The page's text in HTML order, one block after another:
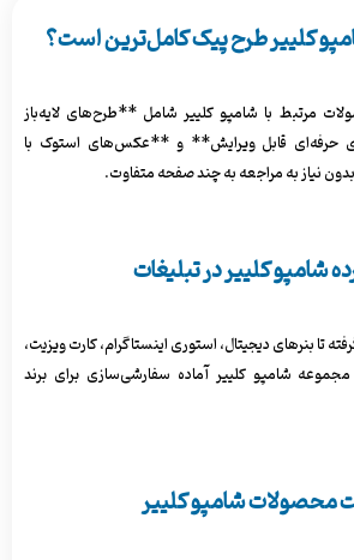
کلییر طرح پیک کامل‌ترین است؟
مرتبط با شامپو کلییر شامل **طرح‌های لایه‌باز
حرفه‌ای قابل ویرایش** و **عکس‌های استوک با
نیاز به مراجعه به چند صفحه متفاوت.
شامپو کلییر در تبلیغات
تا بنرهای دیجیتال، استوری اینستاگرام، کارت ویزیت،
شامپو کلییر آماده سفارشی‌سازی برای برند
محصولات شامپو کلییر